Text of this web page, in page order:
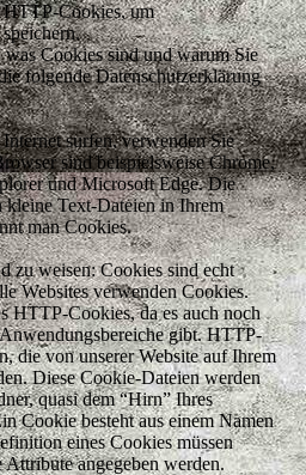
HTTP-Cookies, um
Cookies sind und warum Sie
folgende Datenschutzerklärung
surfen, verwenden Sie
sind beispielsweise Chrome,
und Microsoft Edge. Die
kleine Text-Dateien in Ihrem
man Cookies.
zu weisen: Cookies sind echt
Websites verwenden Cookies.
HTTP-Cookies, da es auch noch
gibt. HTTP-
die von unserer Website auf Ihrem
Diese Cookie-Dateien werden
quasi dem “Hirn” Ihres
Cookie besteht aus einem Namen
eines Cookies müssen
Attribute angegeben werden.